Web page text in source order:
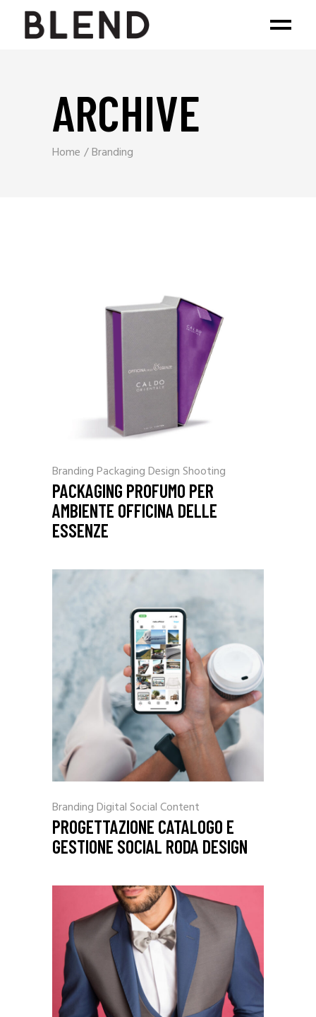
ARCHIVE
Home Branding
BrandingPackaging DesignShooting
PACKAGING PROFUMO PER
AMBIENTE OFFICINA DELLE
ESSENZE
BrandingDigitalSocial Content
PROGETTAZIONE CATALOGO E
GESTIONE SOCIAL RODA DESIGN